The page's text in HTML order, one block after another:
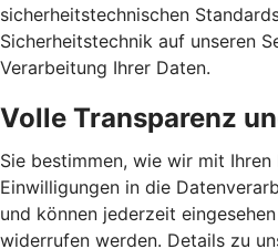
sicherheitstechnischen
Sicherheitstechnik auf unseren
Verarbeitung Ihrer Daten.
Volle Transparenz
Sie bestimmen, wie wir mit Ihren
Einwilligungen in die
und können jederzeit
widerrufen werden. Details zu